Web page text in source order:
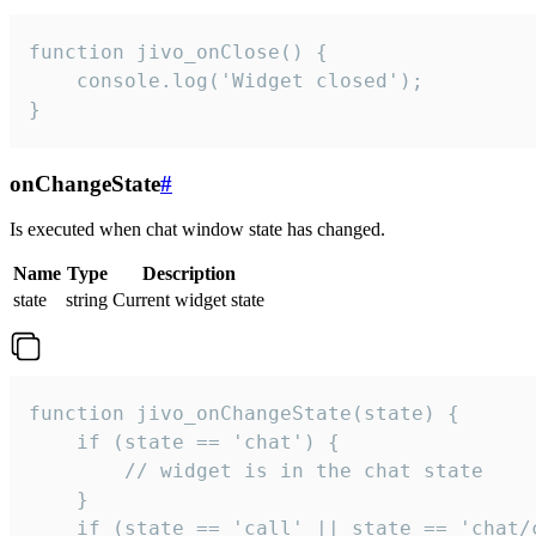
function jivo_onClose() {
    console.log('Widget closed');
}
onChangeState#
Is executed when chat window state has changed.
Name Type
Description
state
string Current widget state
function jivo_onChangeState(state) {
    if (state == 'chat') {
        // widget is in the chat state
    }
if (state == 'call' || state == 'chat/